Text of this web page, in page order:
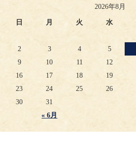
2026年8月
日 月 火 水
« 6月
2
3 4 5
9
10 11 12
16
17 18 19
23
24 25 26
30
31